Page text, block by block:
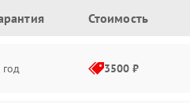
Стоимость
год 3500 ₽